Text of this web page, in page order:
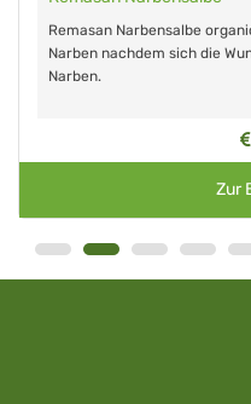
Remasan Narbensalbe
Narben nachdem sich die
Narben.
Zur